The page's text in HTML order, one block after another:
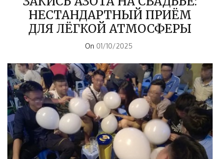
НЕСТАНДАРТНЫЙ ПРИЁМ
ДЛЯ ЛЁГКОЙ АТМОСФЕРЫ
On 01/10/2025